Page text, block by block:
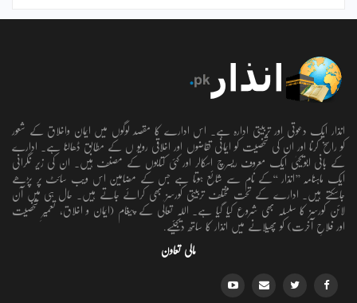
انذار ایک دعوتی اور تربیتی ادارہ ہے۔ اس ادارے کا مقصد لوگوں میں ایمان واخلاق کے شعور
کو راسخ کرنا اور ان کی شخصیت کو ایمانی تقاضوں اور اخلاقی رویو ں کے مطابق ڈھالنا ہے۔ ادارے
کے بانی ابویحییٰ ایک معروف ریسرچ اسکالر اور کئی کتابوں کے مصنف ہیں۔ ان کی زیر نگرانی
ایک ماہنامہ ’’انذار ‘‘کے نام سے شائع ہوتا ہے جس کے مضامین اس ویب سائٹ پر پڑھے
جاسکتے ہیں۔ ادارے کے تحت مختلف تربیتی کورسز بھی کرائے جاتے ہیں۔ حال ہی میں آن
لائن کورسز کا سلسلہ بھی شروع کیا گیا ہے۔ اللہ تعالٰی کے پیغام (ایمان و اخلاق، تعمیرِ شخصیت
اور فلاحِ آخرت) کو پھیلانے میں انذار کا ساتھ دیجئیے.
مالی تعاون